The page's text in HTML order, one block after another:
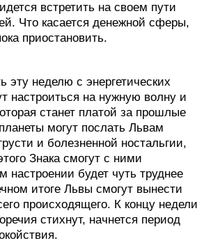
встретить на своем пути
Что касается денежной сферы,
приостановить.
эту неделю с энергетических
настроиться на нужную волну и
станет платой за прошлые
могут послать Львам
и болезненной ностальгии,
Знака смогут с ними
настроении будет чуть труднее
итоге Львы смогут вынести
происходящего. К концу недели
стихнут, начнется период